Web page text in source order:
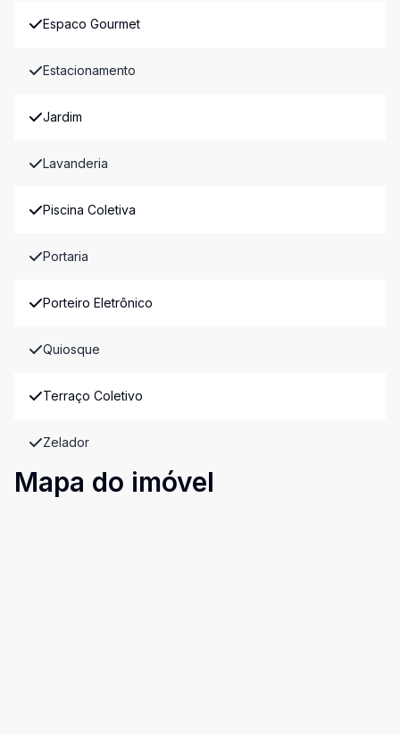
Espaco Gourmet
Estacionamento
Jardim
Lavanderia
Piscina Coletiva
Portaria
Porteiro Eletrônico
Quiosque
Terraço Coletivo
Zelador
Mapa do imóvel